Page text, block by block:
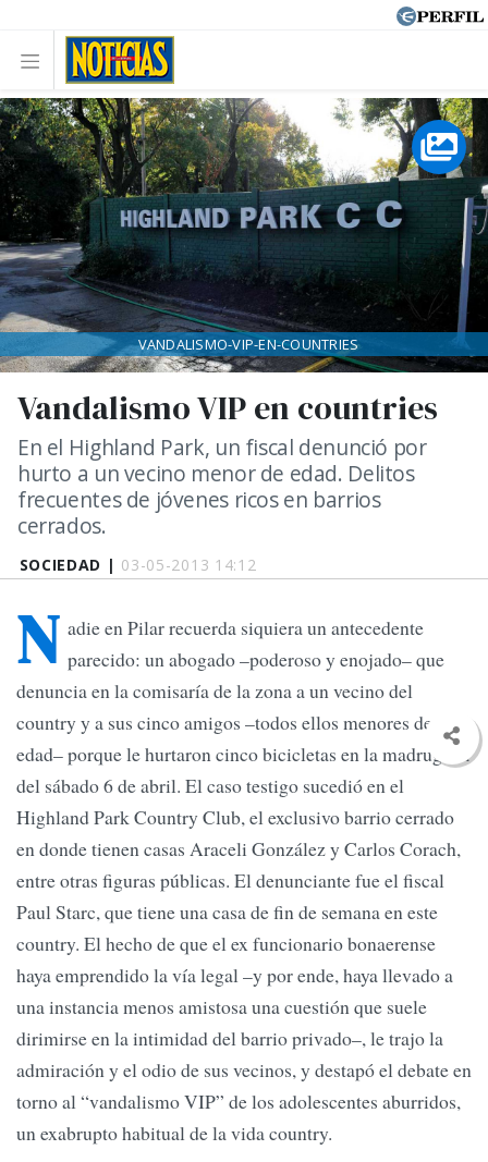
SOCIEDAD | 03-05-2013 14:12
Vandalismo VIP en countries
En el Highland Park, un fiscal denunció por
hurto a un vecino menor de edad. Delitos
frecuentes de jóvenes ricos en barrios
cerrados.
VANDALISMO-VIP-EN-COUNTRIES
N adie en Pilar recuerda siquiera un antecedente
parecido: un abogado –poderoso y enojado– que
denuncia en la comisaría de la zona a un vecino del
country y a sus cinco amigos –todos ellos menores de
edad– porque le hurtaron cinco bicicletas en la madrugada
del sábado 6 de abril. El caso testigo sucedió en el
Highland Park Country Club, el exclusivo barrio cerrado
en donde tienen casas Araceli González y Carlos Corach,
entre otras figuras públicas. El denunciante fue el fiscal
Paul Starc, que tiene una casa de fin de semana en este
country. El hecho de que el ex funcionario bonaerense
haya emprendido la vía legal –y por ende, haya llevado a
una instancia menos amistosa una cuestión que suele
dirimirse en la intimidad del barrio privado–, le trajo la
admiración y el odio de sus vecinos, y destapó el debate en
torno al “vandalismo VIP” de los adolescentes aburridos,
un exabrupto habitual de la vida country.